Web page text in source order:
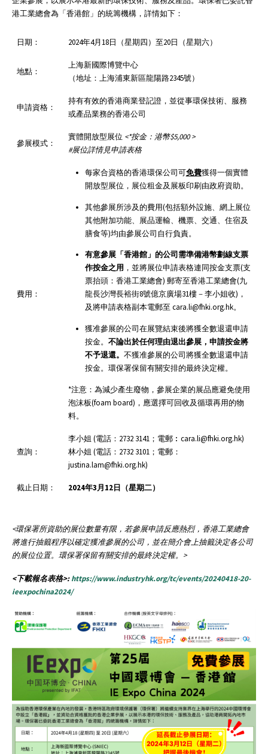
港工業總會為「香港館」的統籌機構，詳情如下：
日期： 2024年4月18日（星期四）至20日（星期六）
地點：
上海新國際博覽中心
（地址：上海浦東新區龍陽路2345號）
申請資格：
持有有效的香港商業登記證，並從事環保技術、服務
或產品業務的香港公司
參展模式：
實體開放型展位 <*按金：港幣$5,000 >
#展位詳情見申請表格
費用：
每家合資格的香港環保公司可免費獲得一個實體
開放型展位，展位租金及展板印刷由政府資助。
其他參展所涉及的費用(包括額外設施、網上展位
其他附加功能、展品運輸、機票、交通、住宿及
膳食等)均由參展公司自行負責。
有意參展「香港館」的公司需準備港幣劃線支票
作按金之用 ，並將展位申請表格連同按金支票(支
票抬頭：香港工業總會) 郵寄至香港工業總會(九
龍長沙灣長裕街8號億京廣場31樓－李小姐收)，
及將申請表格副本電郵至 cara.li@fhki.org.hk。
獲准參展的公司在展覽結束後將獲全數退還申請
按金。 不論出於任何理由退出參展，申請按金將
不予退還。 不獲准參展的公司將獲全數退還申請
按金。環保署保留有關安排的最終決定權。
*注意：為減少產生廢物，參展企業的展品應避免使用
泡沫板(foam board)，應選擇可回收及循環再用的物
料。
查詢：
李小姐 (電話：2732 3141；電郵︰cara.li@fhki.org.hk)
林小姐 (電話：2732 3101；電郵：
justina.lam@fhki.org.hk)
截止日期： 2024年3月12日（星期二）
<環保署所資助的展位數量有限，若參展申請反應熱烈，香港工業總會
將進行抽籤程序以確定獲准參展的公司，並在簡介會上抽籤決定各公司
的展位位置。環保署保留有關安排的最終決定權。 >
<下載報名表格>:https://www.industryhk.org/tc/events/20240418-20-
ieexpochina2024/